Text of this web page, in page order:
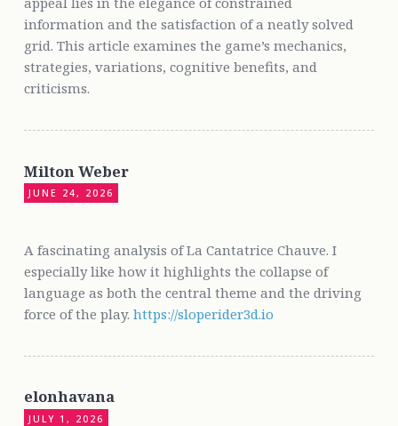
information and the satisfaction of a neatly solved
grid. This article examines the game’s mechanics,
strategies, variations, cognitive benefits, and
criticisms.
Milton Weber
JUNE 24, 2026
A fascinating analysis of La Cantatrice Chauve. I
especially like how it highlights the collapse of
language as both the central theme and the driving
force of the play. https://sloperider3d.io
elonhavana
JULY 1, 2026